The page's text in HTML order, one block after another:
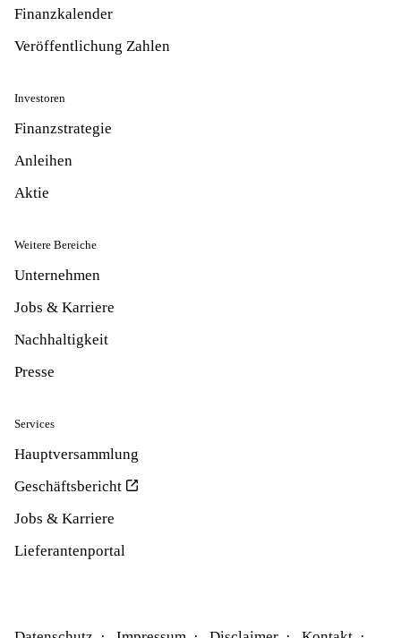
Finanzkalender
Veröffentlichung Zahlen
Investoren
Finanzstrategie
Anleihen
Aktie
Weitere Bereiche
Unternehmen
Jobs & Karriere
Nachhaltigkeit
Presse
Services
Hauptversammlung
Geschäftsbericht
Jobs & Karriere
Lieferantenportal